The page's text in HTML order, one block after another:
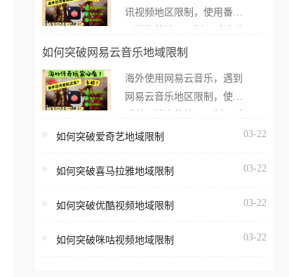
讯视频地区限制，使用番茄
外打开腾讯视频，却突然弹
地区无法播放”的提示语。
海外用户如香港、澳门、台
亚、欧洲等国家和地区时，
台一样，出现地区及版权限
地区播放。 遇到这个问题的
如何突破网易云音乐地域限制
海外使用网易云音乐，遇到
网易云音乐地区限制，使用
在海外打开网易云音乐，却
所在的地区无法播放”的提示
门、台湾、美国、加拿大、
区时，网易云音乐也会像其
如何突破爱奇艺地域限制 03-22
如何突破喜马拉雅地域限制 03-22
如何突破优酷视频地域限制 03-22
如何突破咪咕视频地域限制 03-22